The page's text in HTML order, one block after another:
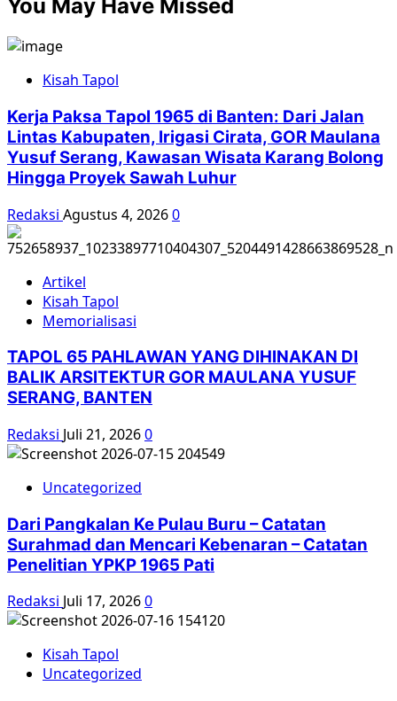
Tragedi
Wiranto
Lindungi
Penjahat
HAM
You May Have Missed
Kisah Tapol
Kerja Paksa Tapol 1965 di Banten: Dari Jalan
Lintas Kabupaten, Irigasi Cirata, GOR Maulana
Yusuf Serang, Kawasan Wisata Karang Bolong
Hingga Proyek Sawah Luhur
Redaksi Agustus 4, 20260
Artikel
Kisah Tapol
Memorialisasi
TAPOL 65 PAHLAWAN YANG DIHINAKAN DI
BALIK ARSITEKTUR GOR MAULANA YUSUF
SERANG, BANTEN
Redaksi Juli 21, 20260
Uncategorized
Dari Pangkalan Ke Pulau Buru – Catatan
Surahmad dan Mencari Kebenaran – Catatan
Penelitian YPKP 1965 Pati
Redaksi Juli 17, 20260
Kisah Tapol
Uncategorized